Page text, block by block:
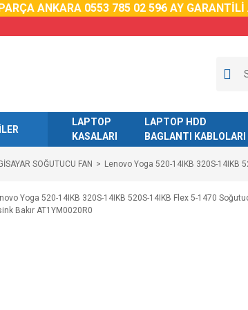
ANKARA 0553 785 02 596 AY GARANTİLİ
LAPTOP
KASALARI
LAPTOP HDD
BAGLANTI KABLOLARI
SOĞUTUCU FAN Lenovo Yoga 520-14IKB 320S-14IKB